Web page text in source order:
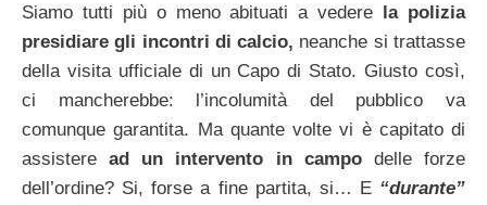
Siamo tutti più o meno abituati a vedere la polizia
presidiare gli incontri di calcio, neanche si trattasse
della visita ufficiale di un Capo di Stato. Giusto così,
ci mancherebbe: l’incolumità del pubblico va
comunque garantita. Ma quante volte vi è capitato di
assisteread un intervento in campodelle forze
dell’ordine? Si, forse a fine partita, si… E “durante”